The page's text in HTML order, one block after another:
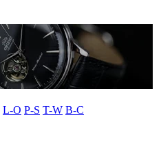
L-O P-S T-W В-С